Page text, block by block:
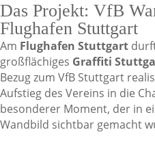
Das Projekt: VfB
Flughafen Stuttgart
Am Flughafen Stuttgart
großflächiges Graffiti
Bezug zum VfB Stuttgart
Aufstieg des Vereins in die
besonderer Moment, der in
Wandbild sichtbar gemacht